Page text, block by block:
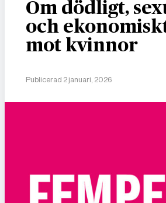
Om dödligt,
och
mot kvinnor
Publicerad 2 januari, 2026